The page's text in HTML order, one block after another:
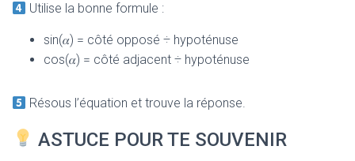
Utilise la bonne formule :
sin(𝛼) = côté opposé ÷ hypoténuse
cos(𝛼) = côté adjacent ÷ hypoténuse
Résous l’équation et trouve la réponse.
ASTUCE POUR TE SOUVENIR